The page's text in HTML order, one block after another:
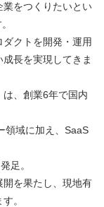
をつくりたいとい
クトを開発・運用
長を実現してきま
、創業6年で国内
領域に加え、SaaS
足。
を果たし、現地有
。